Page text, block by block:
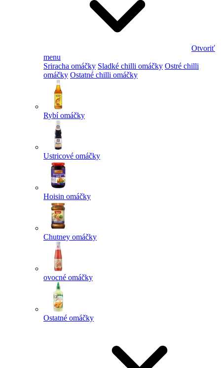
Otvoriť
menu
Sriracha omáčky Sladké chilli omáčky Ostré chilli
omáčky Ostatné chilli omáčky
Rybí omáčky
Ustricové omáčky
Hoisin omáčky
Chutney omáčky
ovocné omáčky
Ostatné omáčky